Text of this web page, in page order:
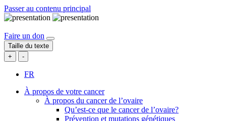
Passer au contenu principal
Faire un don
Taille du texte
+
-
FR
À propos de votre cancer
À propos du cancer de l’ovaire
Qu’est-ce que le cancer de l’ovaire?
Prévention et mutations génétiques